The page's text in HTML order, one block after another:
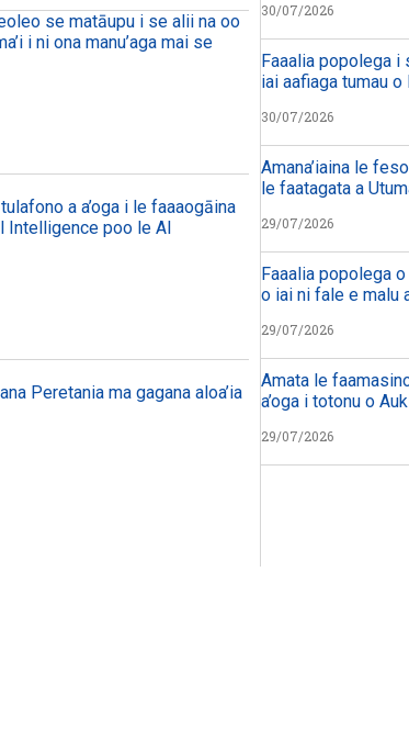
se matāupu i se alii na oo
i ni ona manu’aga mai se
a a’oga i le faaaogāina
Intelligence poo le AI
Peretania ma gagana aloa’ia
30/07/2026
Faaalia popolega i
iai aafiaga tumau
30/07/2026
Amana’iaina le
le faatagata a
29/07/2026
Faaalia popolega
o iai ni fale e malu
29/07/2026
Amata le
a’oga i totonu o
29/07/2026